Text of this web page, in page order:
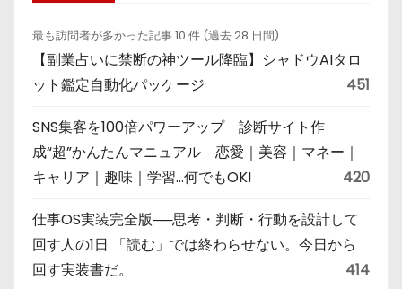
最も訪問者が多かった記事 10 件 (過去 28 日間)
【副業占いに禁断の神ツール降臨】シャドウAIタロ
ット鑑定自動化パッケージ
451
SNS集客を100倍パワーアップ 診断サイト作
成“超”かんたんマニュアル 恋愛｜美容｜マネー｜
キャリア｜趣味｜学習…何でもOK!
420
仕事OS実装完全版──思考・判断・行動を設計して
回す人の1日 「読む」では終わらせない。今日から
回す実装書だ。
414